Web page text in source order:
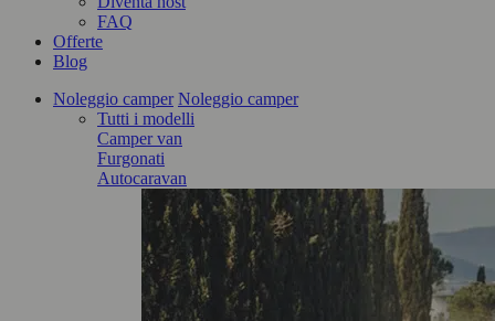
FAQ
Offerte
Blog
Noleggio camper Noleggio camper
Tutti i modelli
Camper van
Furgonati
Autocaravan